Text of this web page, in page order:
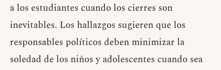
a los estudiantes cuando los cierres son
inevitables. Los hallazgos sugieren que los
responsables políticos deben minimizar la
soledad de los niños y adolescentes cuando sea